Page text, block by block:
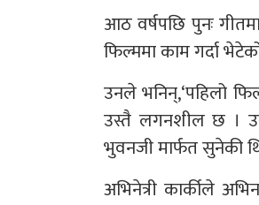
आठ वर्षपछि पुनः
फिल्ममा काम गर्दा
उनले भनिन्,‘पहिलो
उस्तै लगनशील छ ।
भुवनजी मार्फत सुनेकी
अभिनेत्री कार्कीले